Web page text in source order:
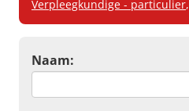
Verpleegkundige - particulier,
Naam: